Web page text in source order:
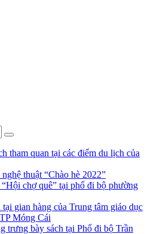
tham quan tại các điểm du lịch của
thuật “Chào hè 2022”
chợ quê” tại phố đi bộ phường
gian hàng của Trung tâm giáo dục
Móng Cái
trưng bày sách tại Phố đi bộ Trần